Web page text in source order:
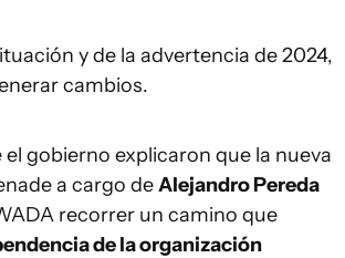
y de la advertencia de 2024,
cambios.
el gobierno explicaron que la nueva
a cargo deAlejandro Pereda
recorrer un camino que
de la organización